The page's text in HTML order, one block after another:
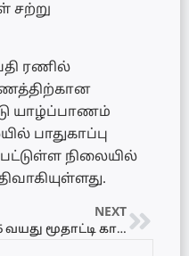
சற்று
ரணில்
யாழ்ப்பாணம்
பாதுகாப்பு
நிலையில்
NEXT
96 வயது மூதாட்டி கால் தவறி கிணற்றில் விழுந்து உயிரிழப்பு – அராலியில் துயரம்!